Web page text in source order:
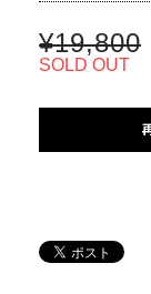
¥19,800
SOLD OUT